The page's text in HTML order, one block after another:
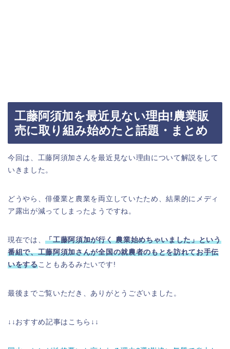
工藤阿須加を最近見ない理由!農業販
売に取り組み始めたと話題・まとめ
今回は、工藤阿須加さんを最近見ない理由について解説をして
いきました。
どうやら、俳優業と農業を両立していたため、結果的にメディ
ア露出が減ってしまったようですね。
現在では、「工藤阿須加が行く 農業始めちゃいました」という
番組で、工藤阿須加さんが全国の就農者のもとを訪れてお手伝
いをすることもあるみたいです!
最後までご覧いただき、ありがとうございました。
↓↓おすすめ記事はこちら↓↓